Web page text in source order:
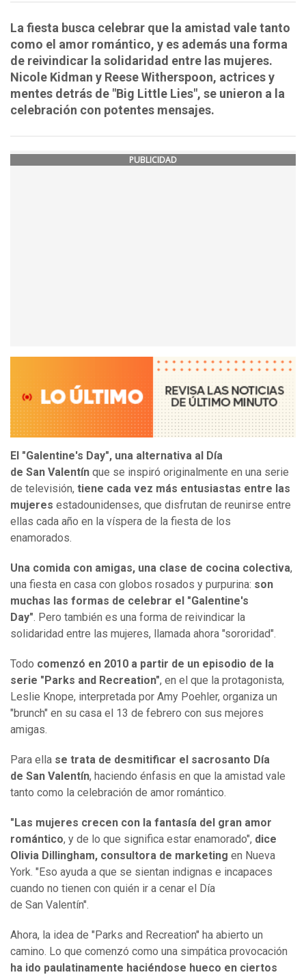
La fiesta busca celebrar que la amistad vale tanto
como el amor romántico, y es además una forma
de reivindicar la solidaridad entre las mujeres.
Nicole Kidman y Reese Witherspoon, actrices y
mentes detrás de "Big Little Lies", se unieron a la
celebración con potentes mensajes.
PUBLICIDAD
El "Galentine's Day", una alternativa al Día
de San Valentín que se inspiró originalmente en una serie
de televisión, tiene cada vez más entusiastas entre las
mujeres estadounidenses, que disfrutan de reunirse entre
ellas cada año en la víspera de la fiesta de los
enamorados.
Una comida con amigas, una clase de cocina colectiva,
una fiesta en casa con globos rosados y purpurina: son
muchas las formas de celebrar el "Galentine's
Day". Pero también es una forma de reivindicar la
solidaridad entre las mujeres, llamada ahora "sororidad".
Todo comenzó en 2010 a partir de un episodio de la
serie "Parks and Recreation", en el que la protagonista,
Leslie Knope, interpretada por Amy Poehler, organiza un
"brunch" en su casa el 13 de febrero con sus mejores
amigas.
Para ella se trata de desmitificar el sacrosanto Día
de San Valentín, haciendo énfasis en que la amistad vale
tanto como la celebración de amor romántico.
"Las mujeres crecen con la fantasía del gran amor
romántico, y de lo que significa estar enamorado", dice
Olivia Dillingham, consultora de marketing en Nueva
York. "Eso ayuda a que se sientan indignas e incapaces
cuando no tienen con quién ir a cenar el Día
de San Valentín".
Ahora, la idea de "Parks and Recreation" ha abierto un
camino. Lo que comenzó como una simpática provocación
ha ido paulatinamente haciéndose hueco en ciertos